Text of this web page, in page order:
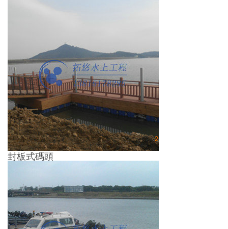
封板式碼頭